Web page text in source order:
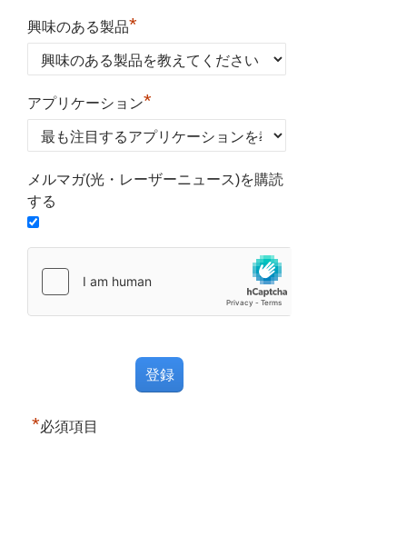
興味のある製品*
アプリケーション*
メルマガ(光・レーザーニュース)を購読
する
*必須項目